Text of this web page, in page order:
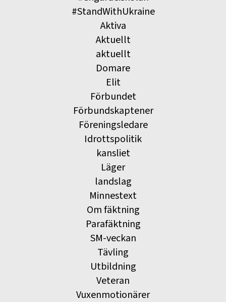
#StandWithUkraine
Aktiva
Aktuellt
aktuellt
Domare
Elit
Förbundet
Förbundskaptener
Föreningsledare
Idrottspolitik
kansliet
Läger
landslag
Minnestext
Om fäktning
Parafäktning
SM-veckan
Tävling
Utbildning
Veteran
Vuxenmotionärer